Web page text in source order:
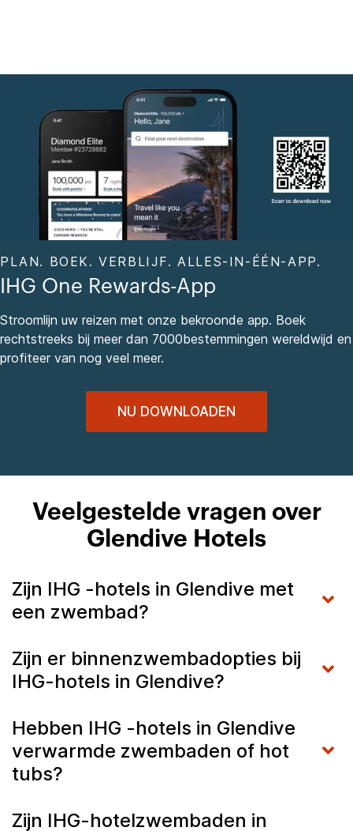
PLAN. BOEK. VERBLIJF. ALLES-IN-ÉÉN-APP.
IHG One Rewards-App
Stroomlijn uw reizen met onze bekroonde app. Boek
rechtstreeks bij meer dan 7000bestemmingen wereldwijd en
profiteer van nog veel meer.
NU DOWNLOADEN
Veelgestelde vragen over
Glendive Hotels
Zijn IHG -hotels in Glendive met
een zwembad?
Zijn er binnenzwembadopties bij
IHG-hotels in Glendive?
Hebben IHG -hotels in Glendive
verwarmde zwembaden of hot
tubs?
Zijn IHG-hotelzwembaden in